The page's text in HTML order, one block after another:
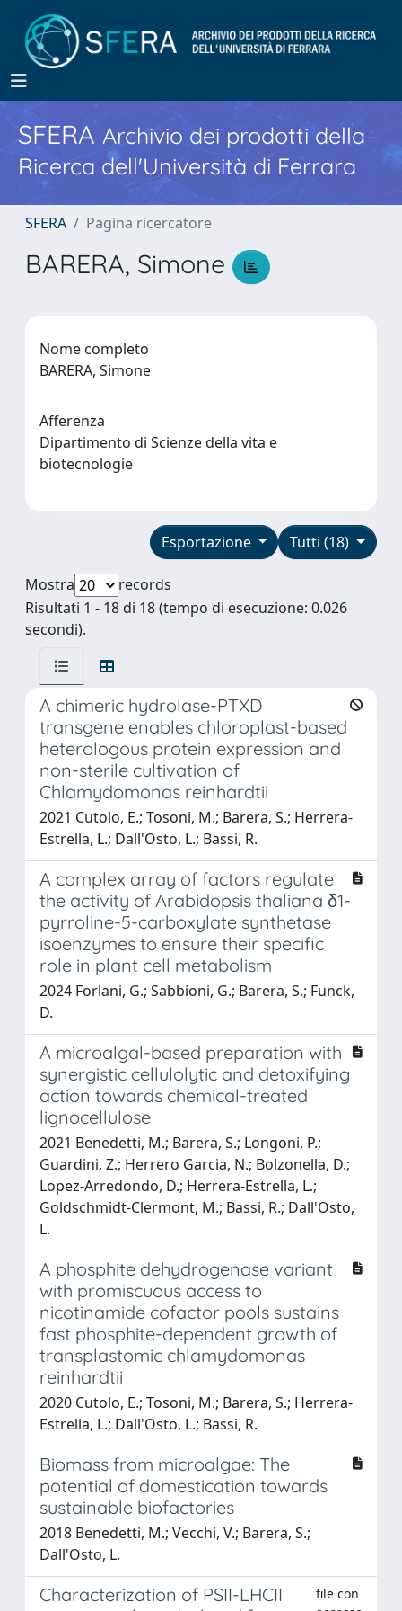
SFERA Archivio dei prodotti della
Ricerca dell'Università di Ferrara
SFERA Pagina ricercatore
BARERA, Simone
Nome completo
BARERA, Simone
Afferenza
Dipartimento di Scienze della vita e
biotecnologie
Tutti (18)
Esportazione
Mostra
records
Risultati 1 - 18 di 18 (tempo di esecuzione: 0.026
secondi).
A chimeric hydrolase-PTXD
transgene enables chloroplast-based
heterologous protein expression and
non-sterile cultivation of
Chlamydomonas reinhardtii
2021 Cutolo, E.; Tosoni, M.; Barera, S.; Herrera-
Estrella, L.; Dall'Osto, L.; Bassi, R.
A complex array of factors regulate
the activity of Arabidopsis thaliana δ1-
pyrroline-5-carboxylate synthetase
isoenzymes to ensure their specific
role in plant cell metabolism
2024 Forlani, G.; Sabbioni, G.; Barera, S.; Funck,
D.
A microalgal-based preparation with
synergistic cellulolytic and detoxifying
action towards chemical-treated
lignocellulose
2021 Benedetti, M.; Barera, S.; Longoni, P.;
Guardini, Z.; Herrero Garcia, N.; Bolzonella, D.;
Lopez-Arredondo, D.; Herrera-Estrella, L.;
Goldschmidt-Clermont, M.; Bassi, R.; Dall'Osto,
L.
A phosphite dehydrogenase variant
with promiscuous access to
nicotinamide cofactor pools sustains
fast phosphite-dependent growth of
transplastomic chlamydomonas
reinhardtii
2020 Cutolo, E.; Tosoni, M.; Barera, S.; Herrera-
Estrella, L.; Dall'Osto, L.; Bassi, R.
Biomass from microalgae: The
potential of domestication towards
sustainable biofactories
2018 Benedetti, M.; Vecchi, V.; Barera, S.;
Dall'Osto, L.
Characterization of PSII-LHCII
file con